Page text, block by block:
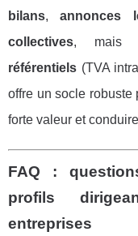
bilans,annonces
collectives, mais
référentiels (TVA
offre un socle robuste
forte valeur et
FAQ :
profils
entreprises